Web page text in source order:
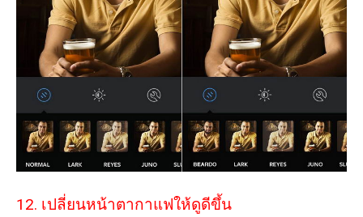
12. เปลี่ยนหน้าตากาแฟให้ดูดีขึ้น